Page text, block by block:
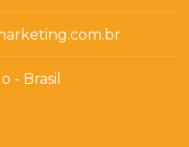
- Brasil